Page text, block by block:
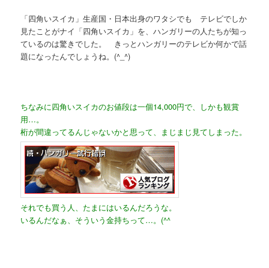
「四角いスイカ」生産国・日本出身のワタシでも テレビでしか
見たことがナイ「四角いスイカ」を、ハンガリーの人たちが知っ
ているのは驚きでした。 きっとハンガリーのテレビか何かで話
題になったんでしょうね。(^_^)
ちなみに四角いスイカのお値段は一個14,000円で、しかも観賞
用…。
桁が間違ってるんじゃないかと思って、まじまじ見てしまった。
それでも買う人、たまにはいるんだろうな。
いるんだなぁ、そういう金持ちって…。(^^ゞ